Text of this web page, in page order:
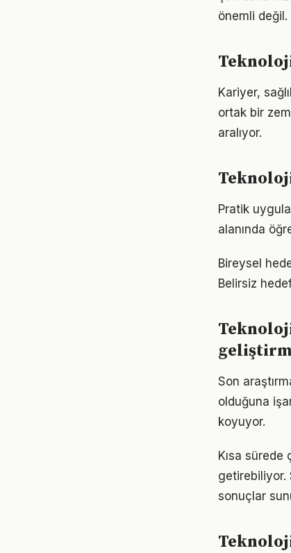
önemli değil.
Kariyer,
ortak bir
aralıyor.
Pratik
alanında
Bireysel
Belirsiz
Son
olduğuna
koyuyor.
Kısa sürede
getirebiliyor.
sonuçlar